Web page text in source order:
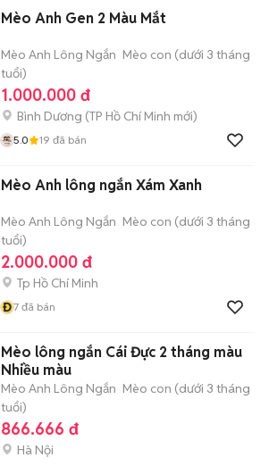
Mèo Anh Gen 2 Màu Mắt
Mèo Anh Lông Ngắn Mèo con (dưới 3 tháng
tuổi)
1.000.000 đ
Bình Dương (TP Hồ Chí Minh mới)
5.0 19 đã bán
Mèo Anh lông ngắn Xám Xanh
Mèo Anh Lông Ngắn Mèo con (dưới 3 tháng
tuổi)
2.000.000 đ
Tp Hồ Chí Minh
Đ7 đã bán
Mèo lông ngắn Cái Đực 2 tháng màu
Nhiều màu
Mèo Anh Lông Ngắn Mèo con (dưới 3 tháng
tuổi)
866.666 đ
Hà Nội